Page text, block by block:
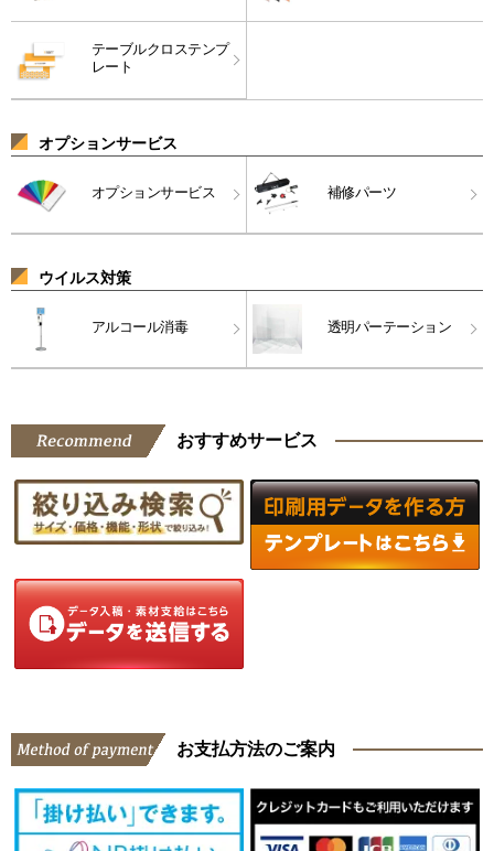
テーブルクロステンプ
レート
オプションサービス
オプションサービス 補修パーツ
ウイルス対策
アルコール消毒 透明パーテーション
おすすめサービス
お支払方法のご案内